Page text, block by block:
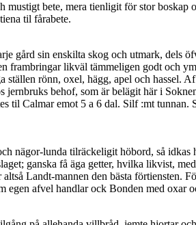
bete, mera tienligit för stor
til fårabete.
gård sin enskilta skog och utmark, dels
frambringar likväl tämmeligen godt
rönn, oxel, hägg, apel och hassel.
behof, som är belägit här i
til Calmar emot 5 a 6 dal. Silf :mt
nägor-lunda tilräckeligit höbord, så
ganska få äga getter, hvilka likvist,
Landt-mannen den bästa
afvel handlar ock Bonden med oxar